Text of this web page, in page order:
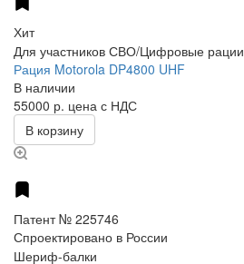
Хит
Для участников СВО/Цифровые рации
Рация Motorola DP4800 UHF
В наличии
55000 р. цена с НДС
В корзину
Патент № 225746
Спроектировано в России
Шериф-балки